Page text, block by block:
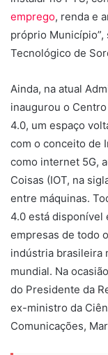
emprego, renda e
próprio
Tecnológico de
Ainda, na atual
inaugurou o
4.0, um espaço
com o conceito de
como internet 5G,
Coisas (IOT, na
entre máquinas.
4.0 está disponível
empresas de todo
indústria brasileira
mundial. Na
do Presidente da
ex-ministro da
Comunicações,